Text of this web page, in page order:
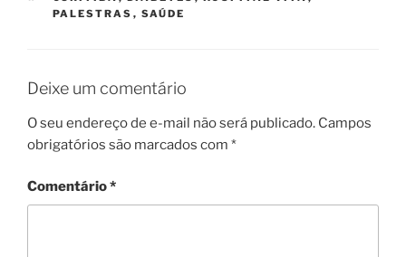
PALESTRAS , SAÚDE
Deixe um comentário
O seu endereço de e-mail não será publicado. Campos
obrigatórios são marcados com *
Comentário*